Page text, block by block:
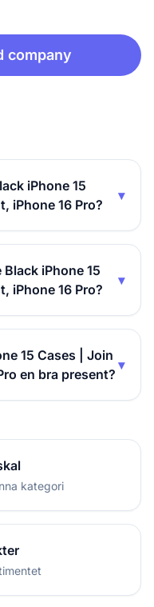
company
iPhone 15
iPhone 16 Pro?
▾
iPhone 15
iPhone 16 Pro?
▾
15 Cases | Join
en bra present?
▾
kategori